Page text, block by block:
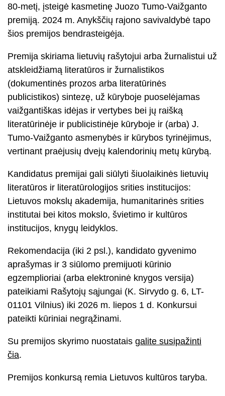
80-metį, įsteigė kasmetinę Juozo Tumo-Vaižganto
premiją. 2024 m. Anykščių rajono savivaldybė tapo
šios premijos bendrasteigėja.
Premija skiriama lietuvių rašytojui arba žurnalistui už
atskleidžiamą literatūros ir žurnalistikos
(dokumentinės prozos arba literatūrinės
publicistikos) sintezę, už kūryboje puoselėjamas
vaižgantiškas idėjas ir vertybes bei jų raišką
literatūrinėje ir publicistinėje kūryboje ir (arba) J.
Tumo-Vaižganto asmenybės ir kūrybos tyrinėjimus,
vertinant praėjusių dvejų kalendorinių metų kūrybą.
Kandidatus premijai gali siūlyti šiuolaikinės lietuvių
literatūros ir literatūrologijos srities institucijos:
Lietuvos mokslų akademija, humanitarinės srities
institutai bei kitos mokslo, švietimo ir kultūros
institucijos, knygų leidyklos.
Rekomendacija (iki 2 psl.), kandidato gyvenimo
aprašymas ir 3 siūlomo premijuoti kūrinio
egzemplioriai (arba elektroninė knygos versija)
pateikiami Rašytojų sąjungai (K. Sirvydo g. 6, LT-
01101 Vilnius) iki 2026 m. liepos 1 d. Konkursui
pateikti kūriniai negrąžinami.
Su premijos skyrimo nuostatais galite susipažinti
čia.
Premijos konkursą remia Lietuvos kultūros taryba.